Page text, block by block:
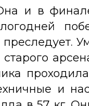
и в
старого
и